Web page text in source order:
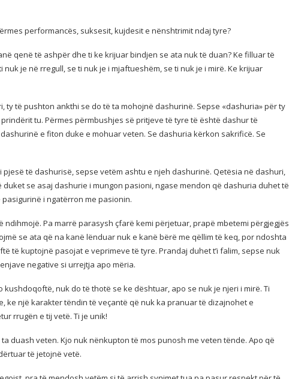
performancës, suksesit, kujdesit e nënshtrimit ndaj tyre?
qenë të ashpër dhe ti ke krijuar bindjen se ata nuk të duan? Ke filluar të
je në rregull, se ti nuk je i mjaftueshëm, se ti nuk je i mirë. Ke krijuar
ty të pushton ankthi se do të ta mohojnë dashurinë. Sepse «dashuria» për ty
tu. Përmes përmbushjes së pritjeve të tyre të është dashur të
e fiton duke e mohuar veten. Se dashuria kërkon sakrificë. Se
të dashurisë, sepse vetëm ashtu e njeh dashurinë. Qetësia në dashuri,
se asaj dashurie i mungon pasioni, ngase mendon që dashuria duhet të
i ngatërron me pasionin.
Pa marrë parasysh çfarë kemi përjetuar, prapë mbetemi përgjegjës
se ata që na kanë lënduar nuk e kanë bërë me qëllim të keq, por ndoshta
të kuptojnë pasojat e veprimeve të tyre. Prandaj duhet t’i falim, sepse nuk
negative si urrejtja apo mëria.
nuk do të thotë se ke dështuar, apo se nuk je njeri i mirë. Ti
ke një karakter tëndin të veçantë që nuk ka pranuar të dizajnohet e
rrugën e tij vetë. Ti je unik!
duash veten. Kjo nuk nënkupton të mos punosh me veten tënde. Apo që
të jetojnë vetë.